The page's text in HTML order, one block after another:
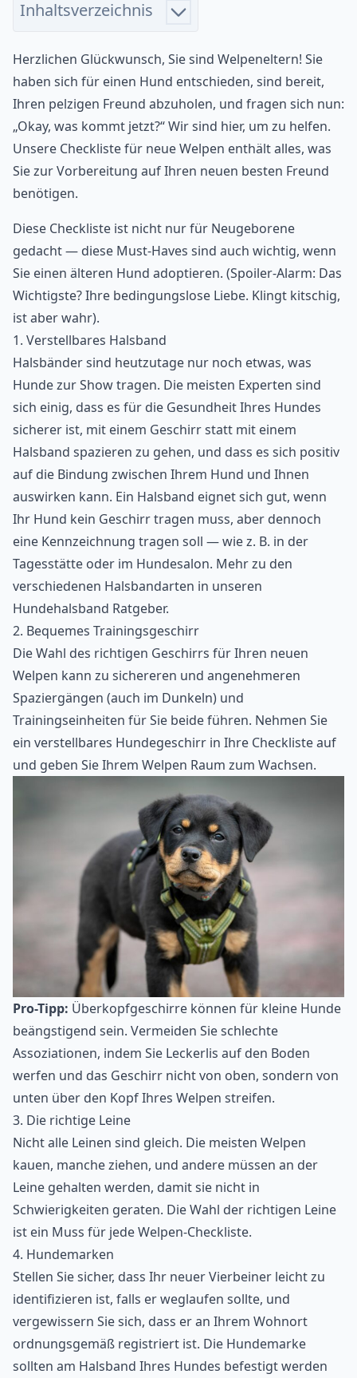
Herzlichen Glückwunsch, Sie sind Welpeneltern! Sie
haben sich für einen Hund entschieden, sind bereit,
Ihren pelzigen Freund abzuholen, und fragen sich nun:
„Okay, was kommt jetzt?“ Wir sind hier, um zu helfen.
Unsere Checkliste für neue Welpen enthält alles, was
Sie zur Vorbereitung auf Ihren neuen besten Freund
benötigen.
Diese Checkliste ist nicht nur für Neugeborene
gedacht — diese Must-Haves sind auch wichtig, wenn
Sie einen älteren Hund adoptieren. (Spoiler-Alarm: Das
Wichtigste? Ihre bedingungslose Liebe. Klingt kitschig,
ist aber wahr).
1. Verstellbares Halsband
Halsbänder sind heutzutage nur noch etwas, was
Hunde zur Show tragen. Die meisten Experten sind
sich einig, dass es für die Gesundheit Ihres Hundes
sicherer ist, mit einem Geschirr statt mit einem
Halsband spazieren zu gehen, und dass es sich positiv
auf die Bindung zwischen Ihrem Hund und Ihnen
auswirken kann. Ein Halsband eignet sich gut, wenn
Ihr Hund kein Geschirr tragen muss, aber dennoch
eine Kennzeichnung tragen soll — wie z. B. in der
Tagesstätte oder im Hundesalon. Mehr zu den
verschiedenen Halsbandarten in unseren
Hundehalsband Ratgeber.
2. Bequemes Trainingsgeschirr
Die Wahl des richtigen Geschirrs für Ihren neuen
Welpen kann zu sichereren und angenehmeren
Spaziergängen (auch im Dunkeln) und
Trainingseinheiten für Sie beide führen. Nehmen Sie
ein verstellbares Hundegeschirr in Ihre Checkliste auf
und geben Sie Ihrem Welpen Raum zum Wachsen.
Pro-Tipp: Überkopfgeschirre können für kleine Hunde
beängstigend sein. Vermeiden Sie schlechte
Assoziationen, indem Sie Leckerlis auf den Boden
werfen und das Geschirr nicht von oben, sondern von
unten über den Kopf Ihres Welpen streifen.
3. Die richtige Leine
Nicht alle Leinen sind gleich. Die meisten Welpen
kauen, manche ziehen, und andere müssen an der
Leine gehalten werden, damit sie nicht in
Schwierigkeiten geraten. Die Wahl der richtigen Leine
ist ein Muss für jede Welpen-Checkliste.
4. Hundemarken
Stellen Sie sicher, dass Ihr neuer Vierbeiner leicht zu
identifizieren ist, falls er weglaufen sollte, und
vergewissern Sie sich, dass er an Ihrem Wohnort
ordnungsgemäß registriert ist. Die Hundemarke
sollten am Halsband Ihres Hundes befestigt werden
Inhaltsverzeichnis